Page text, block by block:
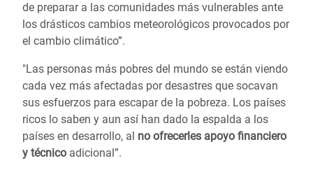
de preparar a las comunidades más vulnerables ante
los drásticos cambios meteorológicos provocados por
el cambio climático”.
"Las personas más pobres del mundo se están viendo
cada vez más afectadas por desastres que socavan
sus esfuerzos para escapar de la pobreza. Los países
ricos lo saben y aun así han dado la espalda a los
países en desarrollo, al no ofrecerles apoyo financiero
y técnico adicional”.